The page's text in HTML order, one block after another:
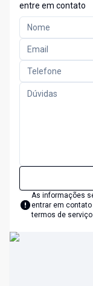
entre em contato
As informações
entrar em
termos de serviço